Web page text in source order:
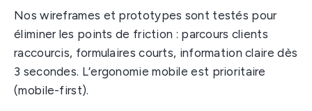
Nos wireframes et prototypes sont testés pour
éliminer les points de friction : parcours clients
raccourcis, formulaires courts, information claire dès
3 secondes. L’ergonomie mobile est prioritaire
(mobile-first).